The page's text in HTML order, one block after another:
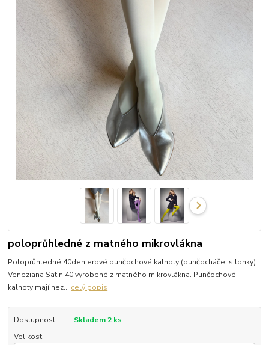
poloprůhledné z matného mikrovlákna
Poloprůhledné 40denierové punčochové kalhoty (punčocháče, silonky)
Veneziana Satin 40 vyrobené z matného mikrovlákna. Punčochové
kalhoty mají nez... celý popis
Dostupnost
Skladem 2 ks
Velikost: